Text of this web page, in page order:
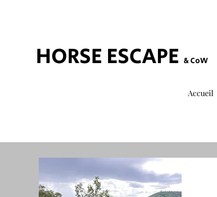
HORSE ESCAPE & CoW
Accueil